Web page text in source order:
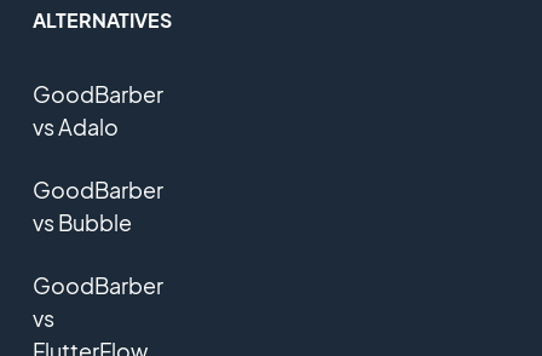
ALTERNATIVES
GoodBarber
vs Adalo
GoodBarber
vs Bubble
GoodBarber
vs
FlutterFlow